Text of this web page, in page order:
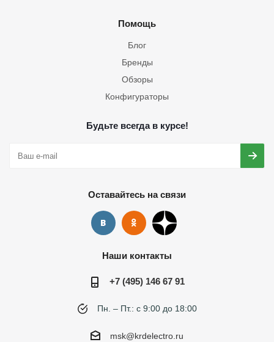
Помощь
Блог
Бренды
Обзоры
Конфигураторы
Будьте всегда в курсе!
Оставайтесь на связи
Наши контакты
+7 (495) 146 67 91
Пн. – Пт.: с 9:00 до 18:00
msk@krdelectro.ru